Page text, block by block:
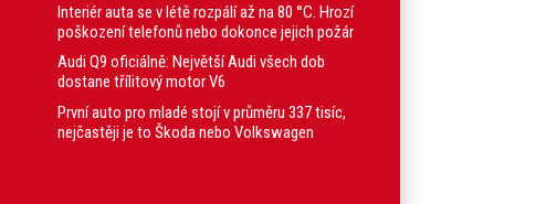
Interiér auta se v létě rozpálí až na 80 °C. Hrozí
poškození telefonů nebo dokonce jejich požár
Audi Q9 oficiálně: Největší Audi všech dob
dostane třílitový motor V6
První auto pro mladé stojí v průměru 337 tisíc,
nejčastěji je to Škoda nebo Volkswagen